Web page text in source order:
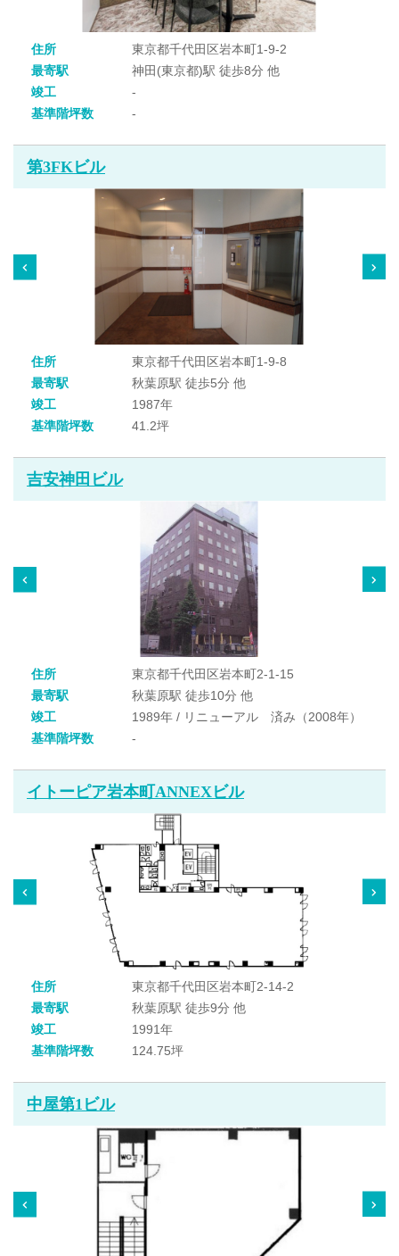
住所
東京都千代田区岩本町1-9-2
最寄駅
神田(東京都)駅 徒歩8分 他
竣工
-
基準階坪数
-
第3FKビル
住所
東京都千代田区岩本町1-9-8
最寄駅
秋葉原駅 徒歩5分 他
竣工
1987年
基準階坪数
41.2坪
吉安神田ビル
住所
東京都千代田区岩本町2-1-15
最寄駅
秋葉原駅 徒歩10分 他
竣工
1989年 / リニューアル 済み（2008年）
基準階坪数
-
イトーピア岩本町ANNEXビル
住所
東京都千代田区岩本町2-14-2
最寄駅
秋葉原駅 徒歩9分 他
竣工
1991年
基準階坪数
124.75坪
中屋第1ビル